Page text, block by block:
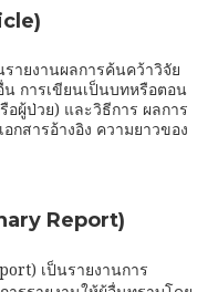
ยงานผลการค้นคว้าวิจัย
การเขียนเป็นบทหรือตอน
ผู้ป่วย) และวิธีการ ผลการ
กสารอ้างอิง ความยาวของ
Report)
เป็นรายงานการ